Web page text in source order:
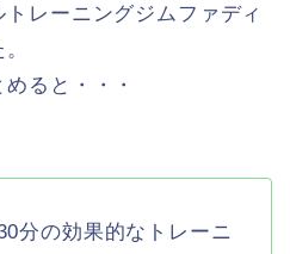
レーニングジムファディ
ると・・・
分の効果的なトレーニ